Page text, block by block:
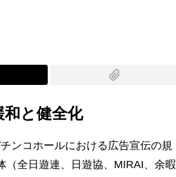
と健全化
ンコホールにおける広告宣伝の規
（全日遊連、日遊協、MIRAI、余暇